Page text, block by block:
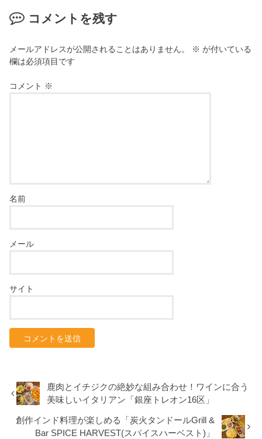
コメントを残す
メールアドレスが公開されることはありません。 ※ が付いている
欄は必須項目です
コメント ※
名前
メール
サイト
鹿肉とイチジクの絶妙な組み合わせ！ワインに合う
美味しいイタリアン「銀座トレオン16区」
創作インド料理が楽しめる「炭火タンドールGrill &
Bar SPICE HARVEST(スパイスハーベスト)」